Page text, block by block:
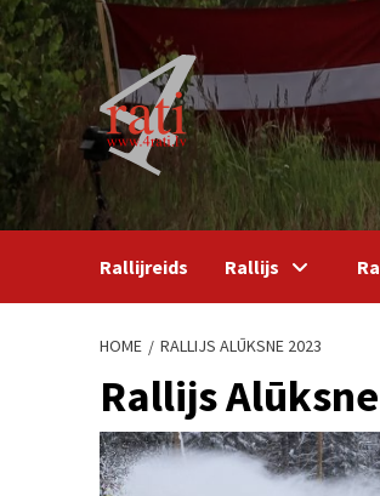
Skip
to
content
Rallijreids Rallijs
HOME RALLIJS ALŪKSNE 2023
Rallijs